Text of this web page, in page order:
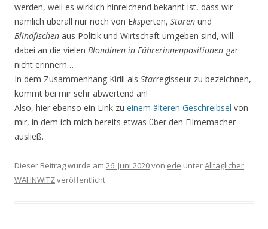
werden, weil es wirklich hinreichend bekannt ist, dass wir
nämlich überall nur noch von Eksperten, Staren und
Blindfischen aus Politik und Wirtschaft umgeben sind, will
dabei an die vielen Blondinen in Führerinnenpositionen gar
nicht erinnern…
In dem Zusammenhang Kirill als Starregisseur zu bezeichnen,
kommt bei mir sehr abwertend an!
Also, hier ebenso ein Link zu einem älteren Geschreibsel von
mir, in dem ich mich bereits etwas über den Filmemacher
ausließ.
Dieser Beitrag wurde am 26. Juni 2020von ede unterAlltäglicher
WAHNWITZveröffentlicht.